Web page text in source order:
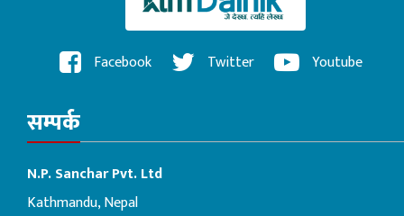
Facebook Twitter Youtube
सम्पर्क
N.P. Sanchar Pvt. Ltd
Kathmandu, Nepal